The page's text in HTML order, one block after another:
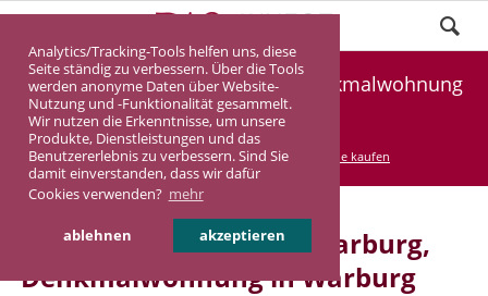
Analytics/Tracking-Tools helfen uns, diese
Seite ständig zu verbessern. Über die Tools
werden anonyme Daten über Website-
Nutzung und -Funktionalität gesammelt.
Wir nutzen die Erkenntnisse, um unsere
Produkte, Dienstleistungen und das
Benutzererlebnis zu verbessern. Sind Sie
damit einverstanden, dass wir dafür
Cookies verwenden? mehr
ablehnen akzeptieren
Denkmalimmobilie Warburg, Denkmalwohnung
Warburg
DASINVEST Service Denkmalimmobilie kaufen
Denkmalimmobilie in Warburg,
Denkmalwohnung in Warburg